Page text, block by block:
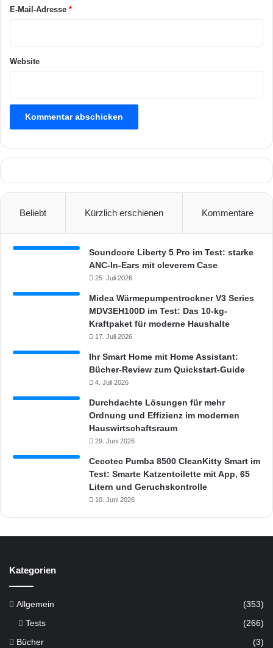
?
E-Mail-Adresse *
Website
Beliebt Kürzlich erschienen Kommentare
Soundcore Liberty 5 Pro im Test: starke
ANC-In-Ears mit cleverem Case
25. Juli 2026
Midea Wärmepumpentrockner V3 Series
MDV3EH100D im Test: Das 10-kg-
Kraftpaket für moderne Haushalte
17. Juli 2026
Ihr Smart Home mit Home Assistant:
Bücher-Review zum Quickstart-Guide
4. Juli 2026
Durchdachte Lösungen für mehr
Ordnung und Effizienz im modernen
Hauswirtschaftsraum
29. Juni 2026
Cecotec Pumba 8500 CleanKitty Smart im
Test: Smarte Katzentoilette mit App, 65
Litern und Geruchskontrolle
10. Juni 2026
Kategorien
Allgemein (353)
Tests (266)
Bücher (3)